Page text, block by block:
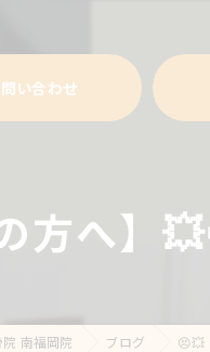
い合わせ
方へ】
南福岡院 ブログ 😣💥